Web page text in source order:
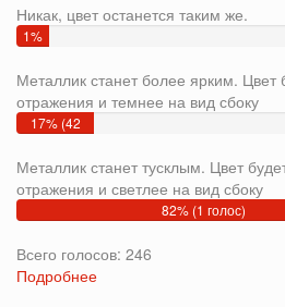
Никак, цвет останется таким же.
1%
голосов)
Металлик станет более ярким. Цвет
отражения и темнее на вид сбоку
17% (42
Металлик станет тусклым. Цвет
отражения и светлее на вид сбоку
82% (1 голос)
Всего голосов: 246
Подробнее